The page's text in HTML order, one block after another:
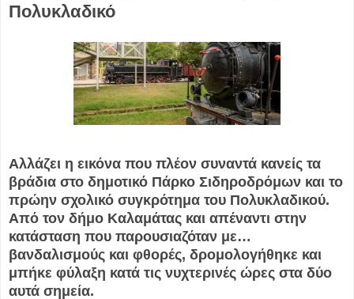
Πολυκλαδικό
Αλλάζει η εικόνα που πλέον συναντά κανείς τα
βράδια στο δημοτικό Πάρκο Σιδηροδρόμων και το
πρώην σχολικό συγκρότημα του Πολυκλαδικού.
Από τον δήμο Καλαμάτας και απέναντι στην
κατάσταση που παρουσιαζόταν με…
βανδαλισμούς και φθορές, δρομολογήθηκε και
μπήκε φύλαξη κατά τις νυχτερινές ώρες στα δύο
αυτά σημεία.